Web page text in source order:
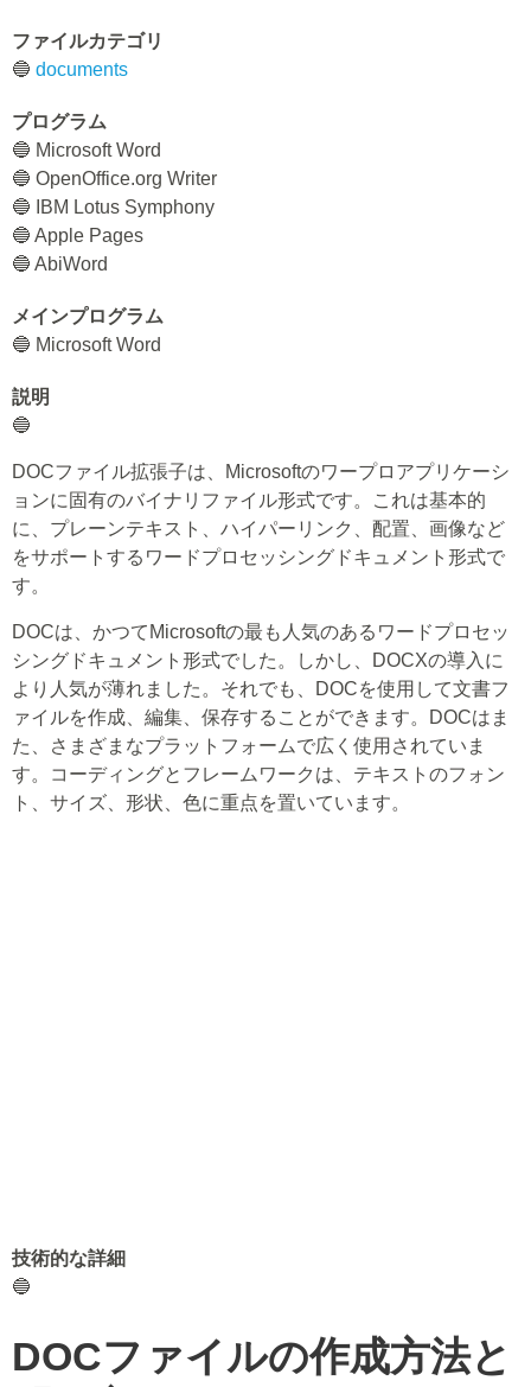
ファイルカテゴリ
🔵 documents
プログラム
🔵 Microsoft Word
🔵 OpenOffice.org Writer
🔵 IBM Lotus Symphony
🔵 Apple Pages
🔵 AbiWord
メインプログラム
🔵 Microsoft Word
説明
🔵
DOCファイル拡張子は、Microsoftのワープロアプリケーシ
ョンに固有のバイナリファイル形式です。これは基本的
に、プレーンテキスト、ハイパーリンク、配置、画像など
をサポートするワードプロセッシングドキュメント形式で
す。
DOCは、かつてMicrosoftの最も人気のあるワードプロセッ
シングドキュメント形式でした。しかし、DOCXの導入に
より人気が薄れました。それでも、DOCを使用して文書フ
ァイルを作成、編集、保存することができます。DOCはま
た、さまざまなプラットフォームで広く使用されていま
す。コーディングとフレームワークは、テキストのフォン
ト、サイズ、形状、色に重点を置いています。
技術的な詳細
🔵
DOCファイルの作成方法と